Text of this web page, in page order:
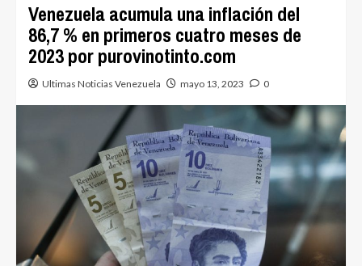
Venezuela acumula una inflación del
86,7 % en primeros cuatro meses de
2023 por purovinotinto.com
Ultimas Noticias Venezuela mayo 13, 2023 0